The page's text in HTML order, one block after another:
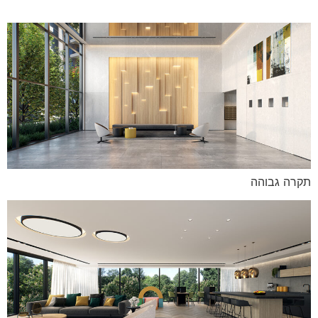
תקרה גבוהה